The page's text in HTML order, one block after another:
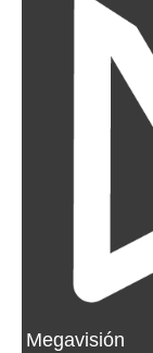
Megavisión